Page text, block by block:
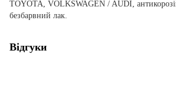
TOYOTA, VOLKSWAGEN / AUDI,
безбарвний лак.
Відгуки